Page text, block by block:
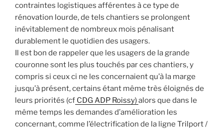
contraintes logistiques afférentes à ce type de
rénovation lourde, de tels chantiers se prolongent
inévitablement de nombreux mois pénalisant
durablement le quotidien des usagers.
Il est bon de rappeler que les usagers de la grande
couronne sont les plus touchés par ces chantiers, y
compris si ceux ci ne les concernaient qu’à la marge
jusqu’à présent, certains étant même très éloignés de
leurs priorités (cf CDG ADP Roissy)alors que dans le
même temps les demandes d’amélioration les
concernant, comme l’électrification de la ligne Trilport /